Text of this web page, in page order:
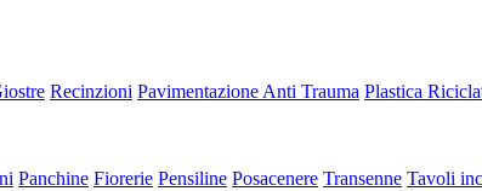
Recinzioni Pavimentazione Anti Trauma Plastica
Panchine Fiorerie Pensiline Posacenere Transenne Tavoli